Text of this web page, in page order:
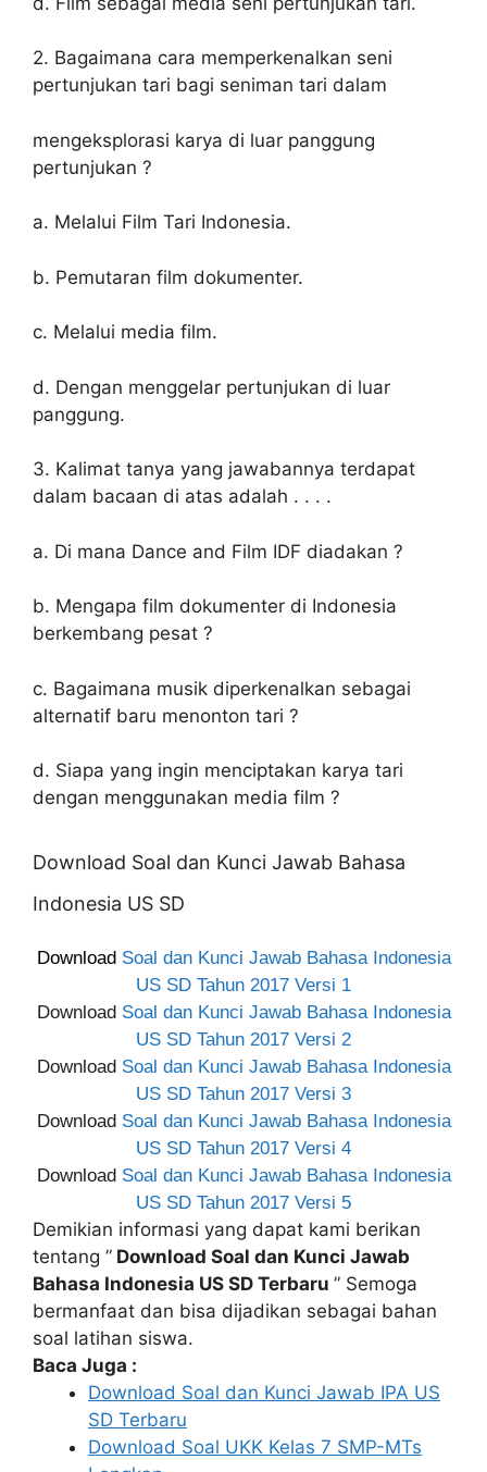
2. Bagaimana cara memperkenalkan seni
pertunjukan tari bagi seniman tari dalam
mengeksplorasi karya di luar panggung
pertunjukan ?
a. Melalui Film Tari Indonesia.
b. Pemutaran film dokumenter.
c. Melalui media film.
d. Dengan menggelar pertunjukan di luar
panggung.
3. Kalimat tanya yang jawabannya terdapat
dalam bacaan di atas adalah . . . .
a. Di mana Dance and Film IDF diadakan ?
b. Mengapa film dokumenter di Indonesia
berkembang pesat ?
c. Bagaimana musik diperkenalkan sebagai
alternatif baru menonton tari ?
d. Siapa yang ingin menciptakan karya tari
dengan menggunakan media film ?
Download Soal dan Kunci Jawab Bahasa
Indonesia US SD
Download Soal dan Kunci Jawab Bahasa Indonesia
US SD Tahun 2017 Versi 1
Download Soal dan Kunci Jawab Bahasa Indonesia
US SD Tahun 2017 Versi 2
Download Soal dan Kunci Jawab Bahasa Indonesia
US SD Tahun 2017 Versi 3
Download Soal dan Kunci Jawab Bahasa Indonesia
US SD Tahun 2017 Versi 4
Download Soal dan Kunci Jawab Bahasa Indonesia
US SD Tahun 2017 Versi 5
Demikian informasi yang dapat kami berikan
tentang ” Download Soal dan Kunci Jawab
Bahasa Indonesia US SD Terbaru ” Semoga
bermanfaat dan bisa dijadikan sebagai bahan
soal latihan siswa.
Baca Juga :
Download Soal dan Kunci Jawab IPA US
SD Terbaru
Download Soal UKK Kelas 7 SMP-MTs